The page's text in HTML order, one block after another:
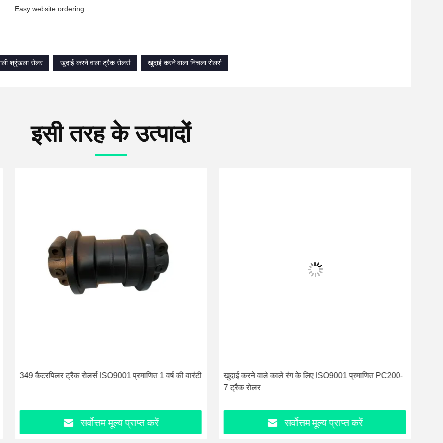
Easy website ordering.
श्रृंखला रोलर
खुदाई करने वाला ट्रैक रोलर्स खुदाई करने वाला निचला रोलर्स
इसी तरह के उत्पादों
349 कैटरपिलर ट्रैक रोलर्स ISO9001 प्रमाणित 1 वर्ष की वारंटी
सर्वोत्तम मूल्य प्राप्त करें
खुदाई करने वाले काले रंग के लिए ISO9001 प्रमाणित PC200-
7 ट्रैक रोलर
सर्वोत्तम मूल्य प्राप्त करें